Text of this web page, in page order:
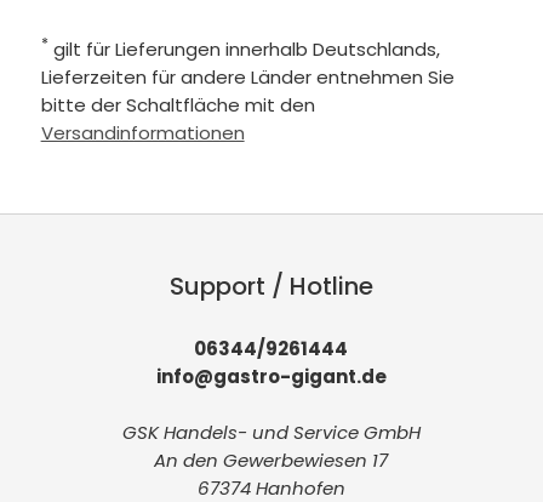
* gilt für Lieferungen innerhalb Deutschlands,
Lieferzeiten für andere Länder entnehmen Sie
bitte der Schaltfläche mit den
Versandinformationen
Support / Hotline
06344/9261444
info@gastro-gigant.de
GSK Handels- und Service GmbH
An den Gewerbewiesen 17
67374 Hanhofen